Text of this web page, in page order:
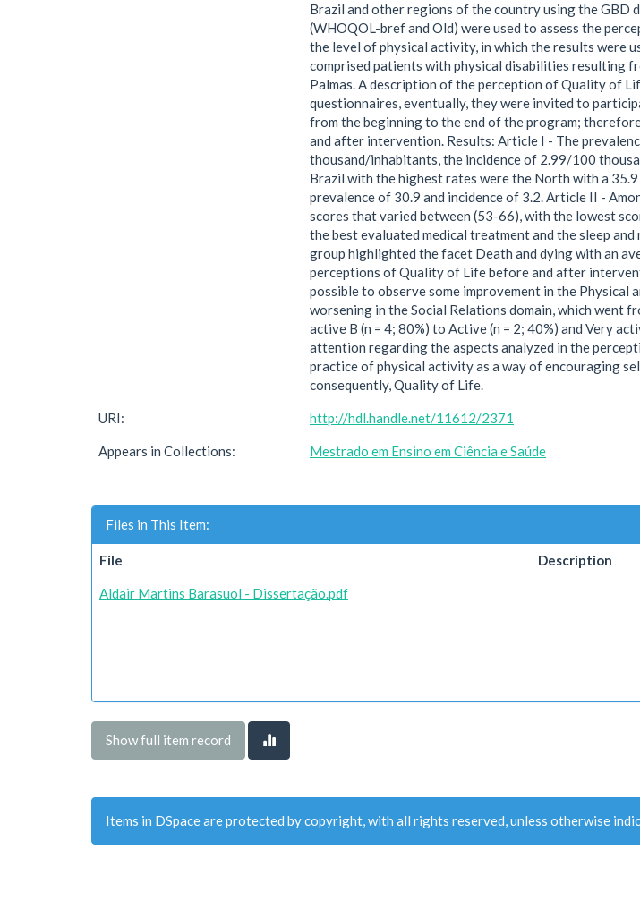
Brazil and other regions of the country using the GBD
(WHOQOL-bref and Old) were used to assess the
the level of physical activity, in which the results were
comprised patients with physical disabilities resulting
Palmas. A description of the perception of Quality of
questionnaires, eventually, they were invited to
from the beginning to the end of the program;
and after intervention. Results: Article I - The
thousand/inhabitants, the incidence of 2.99/100
Brazil with the highest rates were the North with a
prevalence of 30.9 and incidence of 3.2. Article II -
scores that varied between (53-66), with the lowest
the best evaluated medical treatment and the sleep
group highlighted the facet Death and dying with an
perceptions of Quality of Life before and after
possible to observe some improvement in the Physical
worsening in the Social Relations domain, which went
active B (n = 4; 80%) to Active (n = 2; 40%) and Very
attention regarding the aspects analyzed in the
practice of physical activity as a way of encouraging
consequently, Quality of Life.
URI: http://hdl.handle.net/11612/2371
Appears in Collections: Mestrado em Ensino em Ciência e Saúde
Files in This Item:
File Description
Aldair Martins Barasuol - Dissertação.pdf
Show full item record
Items in DSpace are protected by copyright, with all rights reserved, unless otherwise